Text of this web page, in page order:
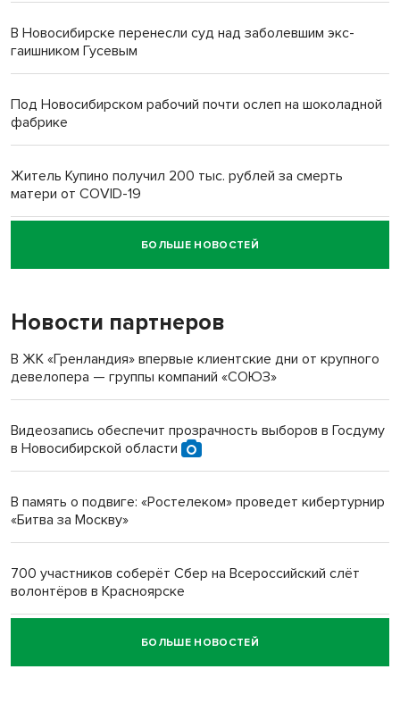
В Новосибирске перенесли суд над заболевшим экс-
гаишником Гусевым
Под Новосибирском рабочий почти ослеп на шоколадной
фабрике
Житель Купино получил 200 тыс. рублей за смерть
матери от COVID-19
Новосибирский суд наказал водителя за смерть
пенсионерки на вокзале
«Мы живём на пастбище!»: в новосибирском селе лошади
терроризируют жителей
Новосибирский преподаватель с женой вошли в топ-16
БОЛЬШЕ НОВОСТЕЙ
Новости партнеров
В ЖК «Гренландия» впервые клиентские дни от крупного
девелопера — группы компаний «СОЮЗ»
Видеозапись обеспечит прозрачность выборов в Госдуму
в Новосибирской области
В память о подвиге: «Ростелеком» проведет кибертурнир
«Битва за Москву»
700 участников соберёт Сбер на Всероссийский слёт
волонтёров в Красноярске
Честный выбор: видеонаблюдение обеспечит
объективность результатов ЕДГ в Новосибирской
БОЛЬШЕ НОВОСТЕЙ